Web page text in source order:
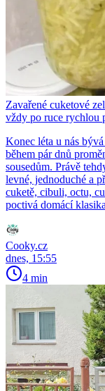
Zavařené cuketové
vždy po ruce rychlou
Konec léta u nás
během pár dnů
sousedům. Právě
levné, jednoduché a
cuketě, cibuli, octu,
poctivá domácí
Cooky.cz
dnes, 15:55
4 min